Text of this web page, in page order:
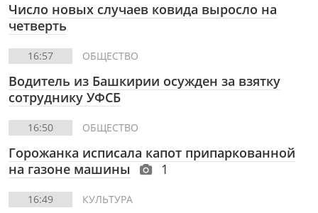
Число новых случаев ковида выросло на
четверть
16:57 ОБЩЕСТВО
Водитель из Башкирии осужден за взятку
сотруднику УФСБ
16:50 ОБЩЕСТВО
Горожанка исписала капот припаркованной
на газоне машины
1
16:49 КУЛЬТУРА